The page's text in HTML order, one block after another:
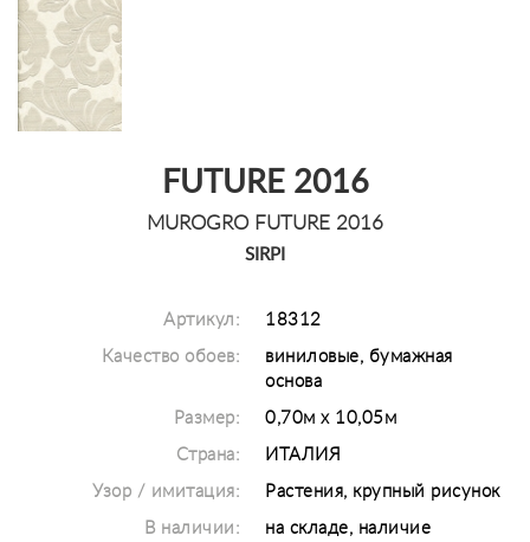
FUTURE 2016
MUROGRO FUTURE 2016
SIRPI
Артикул: 18312
Качество обоев:
виниловые, бумажная
основа
Размер: 0,70м х 10,05м
Страна: ИТАЛИЯ
Узор / имитация: Растения, крупный рисунок
В наличии:
на складе, наличие